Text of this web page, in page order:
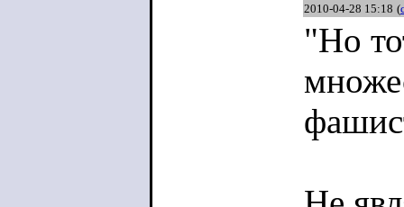
2010-04-28 15:18 (
"Но